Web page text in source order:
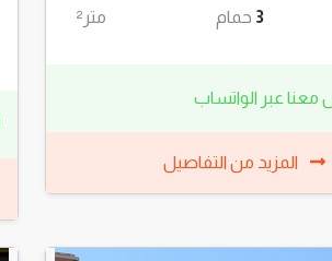
3 حمام متر²
معنا عبر الواتساب
المزيد من التفاصيل